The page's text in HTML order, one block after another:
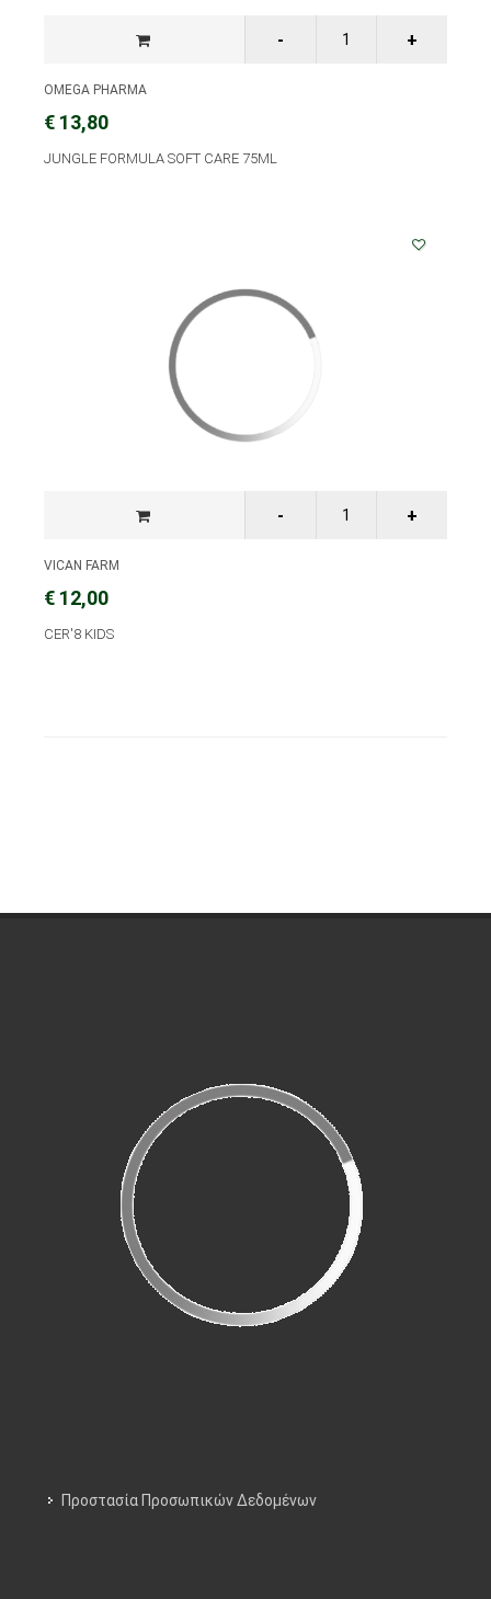
OMEGA PHARMA
€ 13,80
JUNGLE FORMULA SOFT CARE 75ML
VICAN FARM
€ 12,00
CER'8 KIDS
Προστασία Προσωπικών Δεδομένων